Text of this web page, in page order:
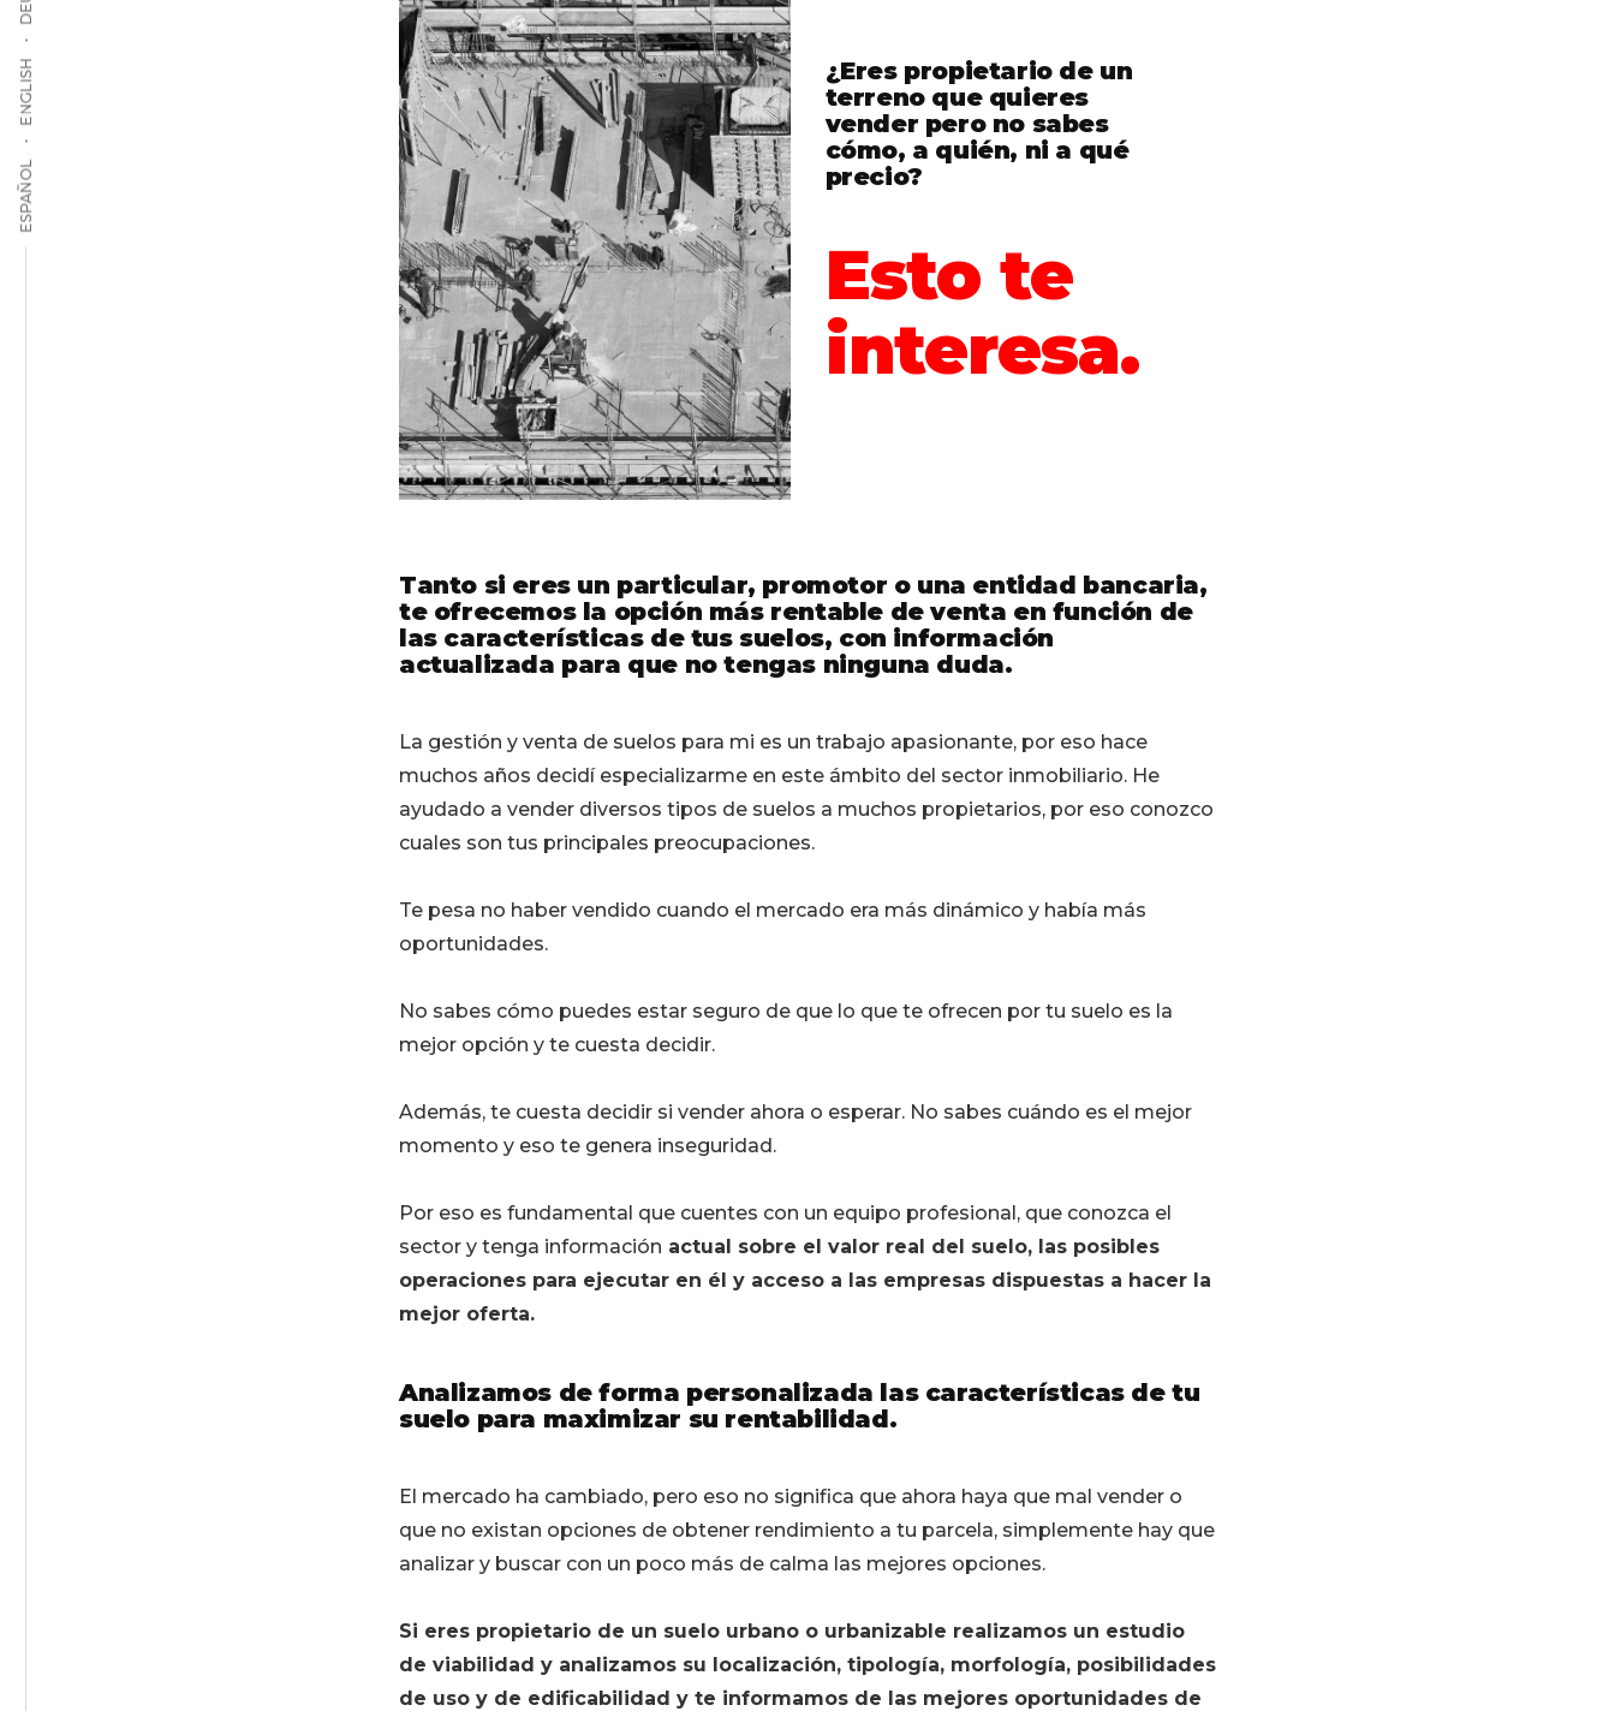
ESPAÑOL
ENGLISH
¿Eres propietario de un
terreno que quieres
vender pero no sabes
cómo, a quién, ni a qué
precio?
Esto te
interesa.
Tanto si eres un particular, promotor o una entidad bancaria,
te ofrecemos la opción más rentable de venta en función de
las características de tus suelos, con información
actualizada para que no tengas ninguna duda.
La gestión y venta de suelos para mi es un trabajo apasionante, por eso hace
muchos años decidí especializarme en este ámbito del sector inmobiliario. He
ayudado a vender diversos tipos de suelos a muchos propietarios, por eso conozco
cuales son tus principales preocupaciones.
Te pesa no haber vendido cuando el mercado era más dinámico y había más
oportunidades.
No sabes cómo puedes estar seguro de que lo que te ofrecen por tu suelo es la
mejor opción y te cuesta decidir.
Además, te cuesta decidir si vender ahora o esperar. No sabes cuándo es el mejor
momento y eso te genera inseguridad.
Por eso es fundamental que cuentes con un equipo profesional, que conozca el
sector y tenga información actual sobre el valor real del suelo, las posibles
operaciones para ejecutar en él y acceso a las empresas dispuestas a hacer la
mejor oferta.
Analizamos de forma personalizada las características de tu
suelo para maximizar su rentabilidad.
El mercado ha cambiado, pero eso no significa que ahora haya que mal vender o
que no existan opciones de obtener rendimiento a tu parcela, simplemente hay que
analizar y buscar con un poco más de calma las mejores opciones.
Si eres propietario de un suelo urbano o urbanizable realizamos un estudio
de viabilidad y analizamos su localización, tipología, morfología, posibilidades
de uso y de edificabilidad y te informamos de las mejores oportunidades de